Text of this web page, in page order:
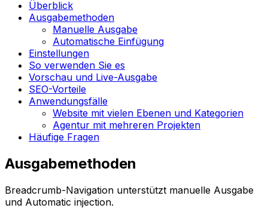
Überblick
Ausgabemethoden
Manuelle Ausgabe
Automatische Einfügung
Einstellungen
So verwenden Sie es
Vorschau und Live-Ausgabe
SEO-Vorteile
Anwendungsfälle
Website mit vielen Ebenen und Kategorien
Agentur mit mehreren Projekten
Häufige Fragen
Ausgabemethoden
Breadcrumb-Navigation unterstützt manuelle Ausgabe
und Automatic injection.